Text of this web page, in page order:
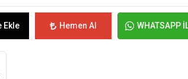
Ekle Hemen Al WHATSAPP